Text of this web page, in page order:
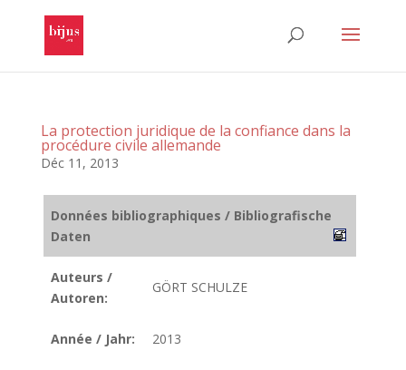
La protection juridique de la confiance dans la
procédure civile allemande
Déc 11, 2013
Données bibliographiques / Bibliografische
Daten
Auteurs /
Autoren:
GÖRT SCHULZE
Année / Jahr: 2013